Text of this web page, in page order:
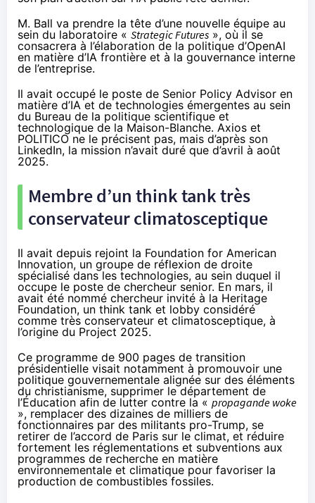
M. Ball va prendre la tête d’une nouvelle équipe au
sein du laboratoire « Strategic Futures », où il se
consacrera à l’élaboration de la politique d’OpenAI
en matière d’IA frontière et à la gouvernance interne
de l’entreprise.
Il avait occupé le poste de Senior Policy Advisor en
matière d’IA et de technologies émergentes au sein
du Bureau de la politique scientifique et
technologique de la Maison-Blanche. Axios et
POLITICO ne le précisent pas, mais d’après son
LinkedIn, la mission n’avait duré que d’avril à août
2025.
Membre d’un think tank très
conservateur climatosceptique
Il avait depuis rejoint la Foundation for American
Innovation, un groupe de réflexion de droite
spécialisé dans les technologies, au sein duquel il
occupe le poste de chercheur senior. En mars, il
avait été nommé chercheur invité à la Heritage
Foundation, un think tank et lobby considéré
comme très conservateur et climatosceptique, à
l’origine du Project 2025.
Ce programme de 900 pages de transition
présidentielle visait notamment à promouvoir une
politique gouvernementale alignée sur des éléments
du christianisme, supprimer le département de
l’Éducation afin de lutter contre la « propagande woke
», remplacer des dizaines de milliers de
fonctionnaires par des militants pro-Trump, se
retirer de l’accord de Paris sur le climat, et réduire
fortement les réglementations et subventions aux
programmes de recherche en matière
environnementale et climatique pour favoriser la
production de combustibles fossiles.